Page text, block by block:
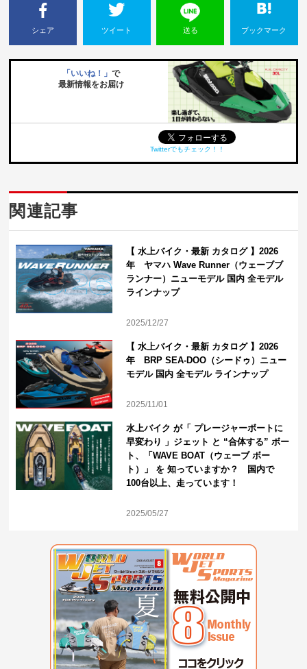
シェア ツイート 送る ブックマーク
「いいね！」 で
最新情報をお届け
Twitterでもチェック！！
関連記事
【 水上バイク・最新 カタログ 】2026
年 ヤマハ Wave Runner（ウェーブブ
ランナー）ニューモデル 国内 全モデル
ラインナップ
2025/12/27
【 水上バイク・最新 カタログ 】2026
年 BRP SEA-DOO（シードゥ）ニュー
モデル 国内 全モデル ラインナップ
2025/11/01
水上バイク が「 プレージャーボートに
早変わり 」ジェット と “合体する” ボー
ト、「WAVE BOAT（ウェーブ ボー
ト）」 を 知っていますか？ 国内で
100台以上、走っています！
2025/05/27